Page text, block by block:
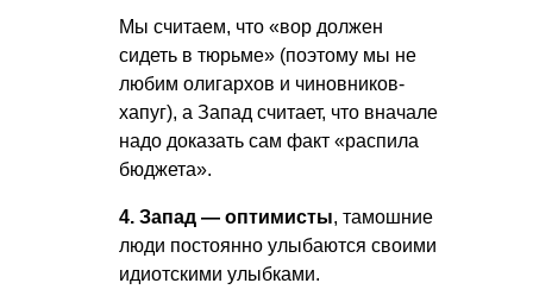
Мы считаем, что «вор должен
сидеть в тюрьме» (поэтому мы не
любим олигархов и чиновников-
хапуг), а Запад считает, что вначале
надо доказать сам факт «распила
бюджета».
4. Запад — оптимисты, тамошние
люди постоянно улыбаются своими
идиотскими улыбками.